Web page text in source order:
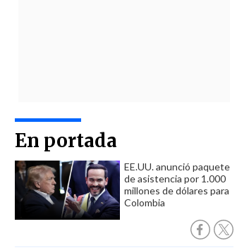
En portada
EE.UU. anunció paquete
de asistencia por 1.000
millones de dólares para
Colombia